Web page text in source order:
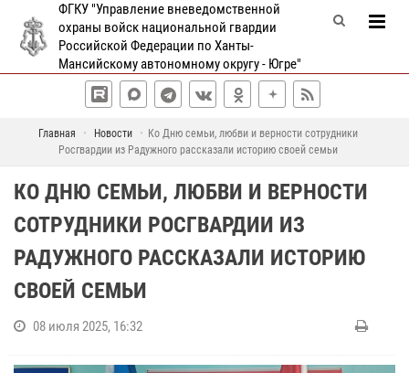
ФГКУ "Управление вневедомственной
охраны войск национальной гвардии
Российской Федерации по Ханты-
Мансийскому автономному округу - Югре"
Главная Новости
Ко Дню семьи, любви и верности сотрудники
Росгвардии из Радужного рассказали историю своей семьи
КО ДНЮ СЕМЬИ, ЛЮБВИ И ВЕРНОСТИ
СОТРУДНИКИ РОСГВАРДИИ ИЗ
РАДУЖНОГО РАССКАЗАЛИ ИСТОРИЮ
СВОЕЙ СЕМЬИ
08 июля 2025, 16:32